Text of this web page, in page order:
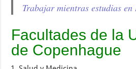
Trabajar mientras estudias
Facultades de la
de Copenhague